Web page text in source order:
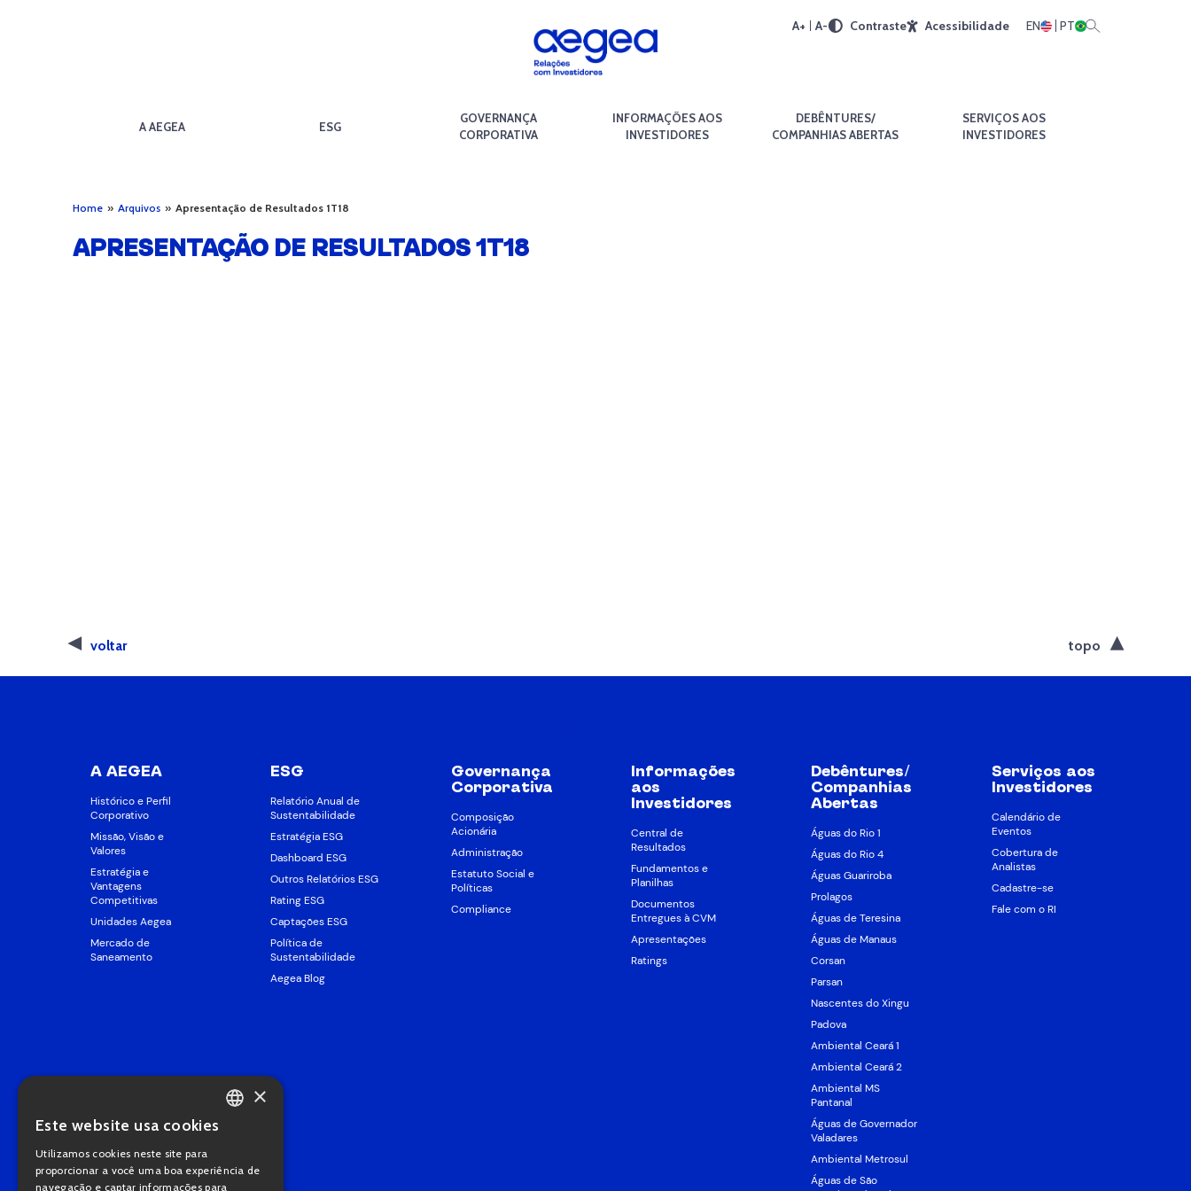
A+ A- Contraste Acessibilidade EN PT
A AEGEA ESG
GOVERNANÇA
CORPORATIVA
INFORMAÇÕES AOS
INVESTIDORES
DEBÊNTURES/
COMPANHIAS ABERTAS
SERVIÇOS AOS
INVESTIDORES
Home » Arquivos » Apresentação de Resultados 1T18
APRESENTAÇÃO DE RESULTADOS 1T18
voltar topo
A AEGEA
Histórico e Perfil
Corporativo
Missão, Visão e
Valores
Estratégia e
Vantagens
Competitivas
Unidades Aegea
Mercado de
Saneamento
ESG
Relatório Anual de
Sustentabilidade
Estratégia ESG
Dashboard ESG
Outros Relatórios ESG
Rating ESG
Captações ESG
Política de
Sustentabilidade
Aegea Blog
Governança
Corporativa
Composição
Acionária
Administração
Estatuto Social e
Políticas
Compliance
Informações
aos
Investidores
Central de
Resultados
Fundamentos e
Planilhas
Documentos
Entregues à CVM
Apresentações
Ratings
Debêntures/
Companhias
Abertas
Águas do Rio 1
Águas do Rio 4
Águas Guariroba
Prolagos
Águas de Teresina
Águas de Manaus
Corsan
Parsan
Nascentes do Xingu
Padova
Ambiental Ceará 1
Ambiental Ceará 2
Ambiental MS
Pantanal
Águas de Governador
Valadares
Ambiental Metrosul
Águas de São
Serviços aos
Investidores
Calendário de
Eventos
Cobertura de
Analistas
Cadastre-se
Fale com o RI
PORTUGUESE
×
Este website usa cookies
Utilizamos cookies neste site para
proporcionar a você uma boa experiência de
navegação e captar informações para